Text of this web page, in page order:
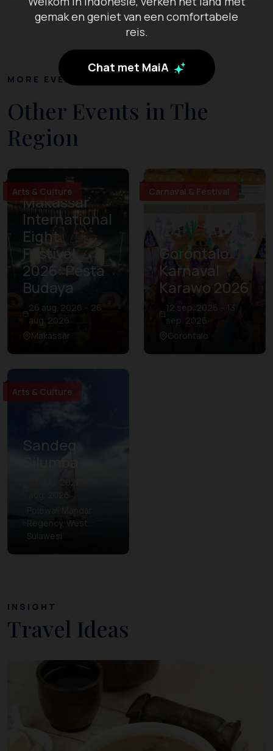
gemak en geniet van een comfortabele
reis.
Chat met MaiA
MORE EVENTS
Other Events in The
Region
Arts & Culture
Makassar
International
Eight
Festival
2026: Pesta
Budaya
26 aug. 2026 – 26
aug. 2026
Makassar
Carnaval & Festival
Gorontalo
Karnaval
Karawo 2026
12 sep. 2026 – 13
sep. 2026
Gorontalo
Arts & Culture
Sandeq
Silumba
03 aug. 2026 – 09
Regency, West
Sulawesi
INSIGHT
Travel Ideas